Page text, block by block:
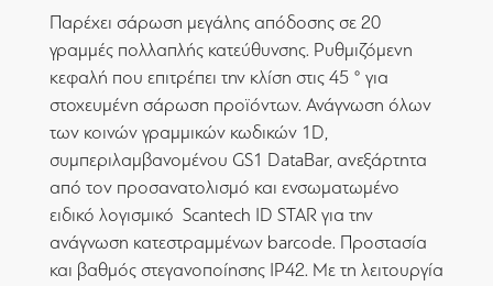
Παρέχει σάρωση μεγάλης απόδοσης σε 20
γραμμές πολλαπλής κατεύθυνσης. Ρυθμιζόμενη
κεφαλή που επιτρέπει την κλίση στις 45 ° για
στοχευμένη σάρωση προϊόντων. Ανάγνωση όλων
των κοινών γραμμικών κωδικών 1D,
συμπεριλαμβανομένου GS1 DataBar, ανεξάρτητα
από τον προσανατολισμό και ενσωματωμένο
ειδικό λογισμικό Scantech ID STAR για την
ανάγνωση κατεστραμμένων barcode. Προστασία
και βαθμός στεγανοποίησης IP42. Με τη λειτουργία